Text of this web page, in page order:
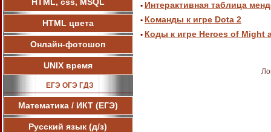
HTML цвета
Онлайн-фотошоп
UNIX время
ЕГЭ ОГЭ ГДЗ
Математика / ИКТ (ЕГЭ)
Русский язык (д/з)
• Интерактивная таблица
• Команды к игре Dota 2
• Коды к игре Heroes of Might